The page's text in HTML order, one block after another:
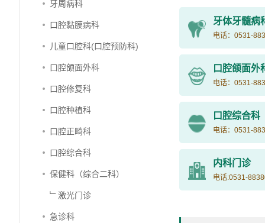
牙周病科
口腔黏膜病科
儿童口腔科(口腔预防科)
口腔颌面外科
口腔修复科
口腔种植科
口腔正畸科
口腔综合科
保健科（综合二科）
﹂激光门诊
急诊科
牙体牙髓病
电话：0531-
口腔颌面外
电话：0531-
口腔综合科
电话：0531-
内科门诊
电话:0531-